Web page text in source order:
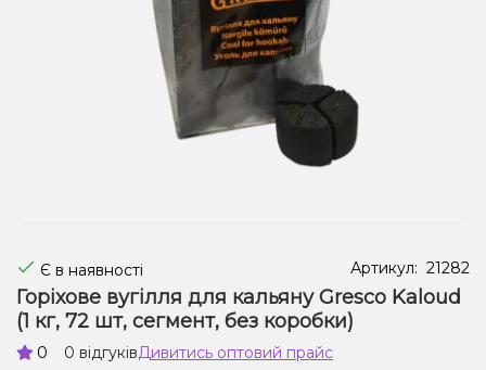
Рідини для електронних сигарет
Подарункові набори
Є в наявності Артикул: 21282
Горіхове вугілля для кальяну Gresco Kaloud
(1 кг, 72 шт, сегмент, без коробки)
0 0 відгуківДивитись оптовий прайс